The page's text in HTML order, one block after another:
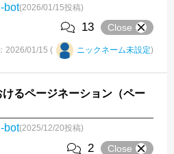
bot(2026/01/15投稿)
13 Close
2026/01/15 ( ニックネーム未設定)
るページネーション（ペー
bot(2025/12/20投稿)
2 Close